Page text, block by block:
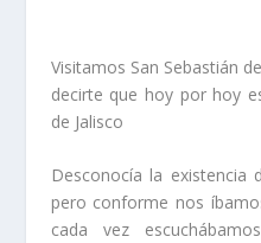
Visitamos San Sebastián
decirte que hoy por hoy
de Jalisco
Desconocía la existencia
pero conforme nos
cada vez